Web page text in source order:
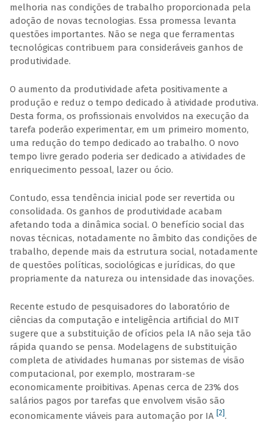
melhoria nas condições de trabalho proporcionada pela
adoção de novas tecnologias. Essa promessa levanta
questões importantes. Não se nega que ferramentas
tecnológicas contribuem para consideráveis ganhos de
produtividade.
O aumento da produtividade afeta positivamente a
produção e reduz o tempo dedicado à atividade produtiva.
Desta forma, os profissionais envolvidos na execução da
tarefa poderão experimentar, em um primeiro momento,
uma redução do tempo dedicado ao trabalho. O novo
tempo livre gerado poderia ser dedicado a atividades de
enriquecimento pessoal, lazer ou ócio.
Contudo, essa tendência inicial pode ser revertida ou
consolidada. Os ganhos de produtividade acabam
afetando toda a dinâmica social. O benefício social das
novas técnicas, notadamente no âmbito das condições de
trabalho, depende mais da estrutura social, notadamente
de questões políticas, sociológicas e jurídicas, do que
propriamente da natureza ou intensidade das inovações.
Recente estudo de pesquisadores do laboratório de
ciências da computação e inteligência artificial do MIT
sugere que a substituição de ofícios pela IA não seja tão
rápida quando se pensa. Modelagens de substituição
completa de atividades humanas por sistemas de visão
computacional, por exemplo, mostraram-se
economicamente proibitivas. Apenas cerca de 23% dos
salários pagos por tarefas que envolvem visão são
economicamente viáveis para automação por IA [2].